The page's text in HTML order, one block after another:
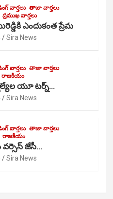
వార్తలు తాజా వార్తలు
ప్రముఖ వార్తలు
ఎందుకంత ప్రేమ
Sira News
వార్తలు తాజా వార్తలు
రాజకీయం
యూ టర్న్…
Sira News
వార్తలు తాజా వార్తలు
రాజకీయం
వర్సెస్ జేసీ…
Sira News